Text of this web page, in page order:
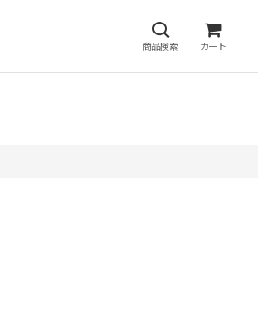
商品検索 カート